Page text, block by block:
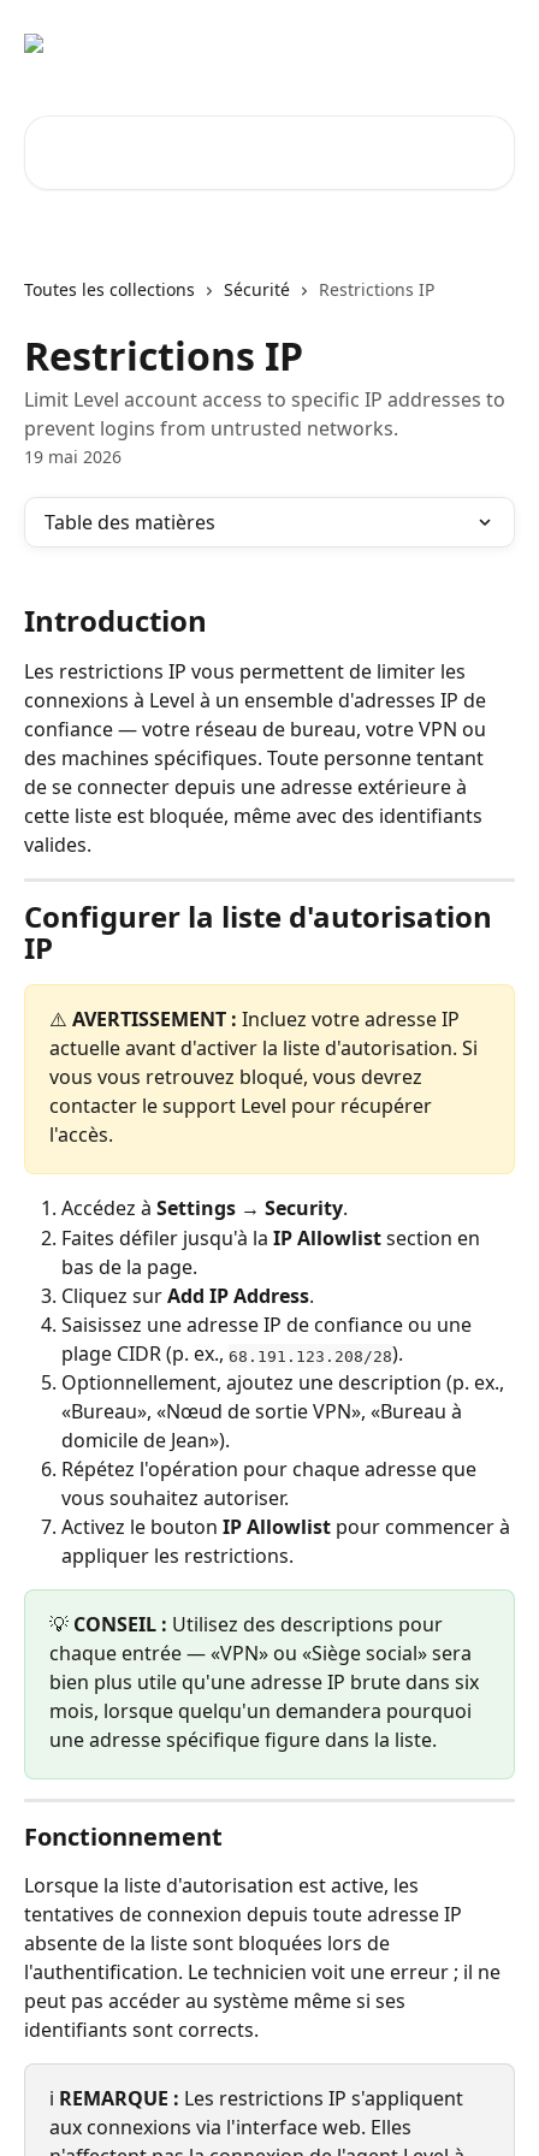
Toutes les collections Sécurité Restrictions IP
Restrictions IP
Limit Level account access to specific IP addresses to
prevent logins from untrusted networks.
19 mai 2026
Table des matières
Introduction
Les restrictions IP vous permettent de limiter les
connexions à Level à un ensemble d'adresses IP de
confiance — votre réseau de bureau, votre VPN ou
des machines spécifiques. Toute personne tentant
de se connecter depuis une adresse extérieure à
cette liste est bloquée, même avec des identifiants
valides.
Configurer la liste d'autorisation
IP
⚠️ AVERTISSEMENT : Incluez votre adresse IP
actuelle avant d'activer la liste d'autorisation. Si
vous vous retrouvez bloqué, vous devrez
contacter le support Level pour récupérer
l'accès.
Accédez à Settings → Security.
Faites défiler jusqu'à la IP Allowlist section en
bas de la page.
Cliquez sur Add IP Address.
Saisissez une adresse IP de confiance ou une
plage CIDR (p. ex., 68.191.123.208/28).
Optionnellement, ajoutez une description (p. ex.,
«Bureau», «Nœud de sortie VPN», «Bureau à
domicile de Jean»).
Répétez l'opération pour chaque adresse que
vous souhaitez autoriser.
Activez le bouton IP Allowlist pour commencer à
appliquer les restrictions.
💡 CONSEIL : Utilisez des descriptions pour
chaque entrée — «VPN» ou «Siège social» sera
bien plus utile qu'une adresse IP brute dans six
mois, lorsque quelqu'un demandera pourquoi
une adresse spécifique figure dans la liste.
Fonctionnement
Lorsque la liste d'autorisation est active, les
tentatives de connexion depuis toute adresse IP
absente de la liste sont bloquées lors de
l'authentification. Le technicien voit une erreur ; il ne
peut pas accéder au système même si ses
identifiants sont corrects.
ℹ️ REMARQUE : Les restrictions IP s'appliquent
aux connexions via l'interface web. Elles